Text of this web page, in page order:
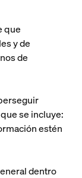
que
y de
de
se incluye:
estén
dentro